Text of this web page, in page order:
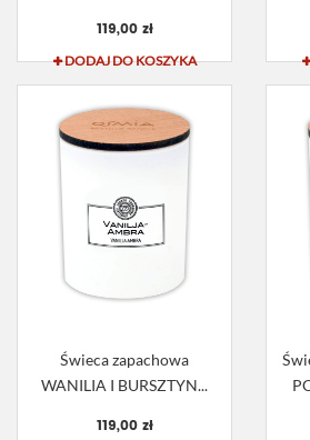
119,00 zł
DODAJ DO KOSZYKA
Świeca zapachowa
WANILIA I BURSZTYN...
119,00 zł